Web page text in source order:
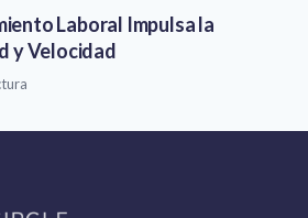
Laboral Impulsa la
y Velocidad